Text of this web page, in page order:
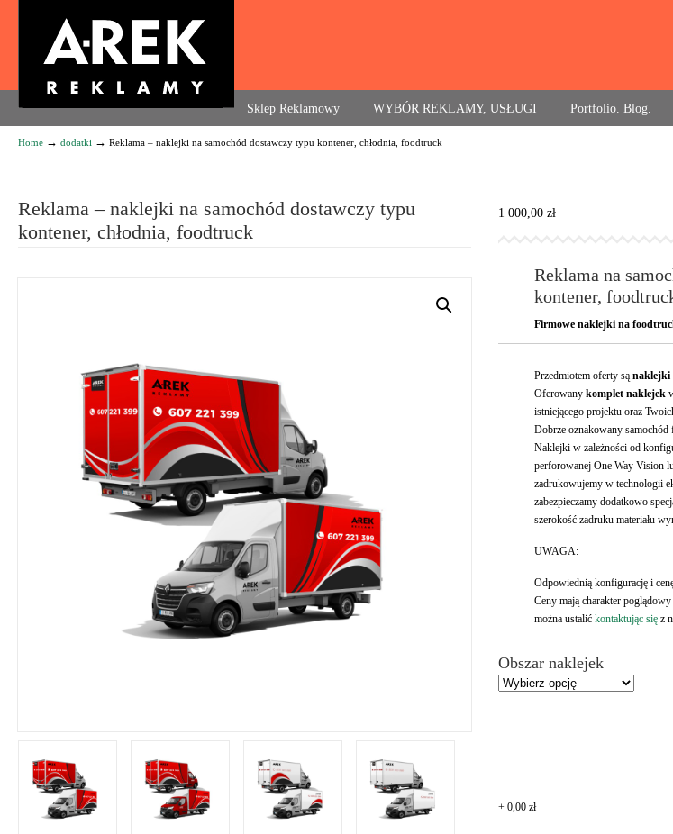
Agencja reklamowa. Reklama – usługi, druk
Sklep Reklamowy WYBÓR REKLAMY, USŁUGI Portfolio. Blog.
Navigation
Home → dodatki → Reklama – naklejki na samochód dostawczy typu kontener, chłodnia, foodtruck
Reklama – naklejki na samochód dostawczy typu
kontener, chłodnia, foodtruck
1 000,00 zł
Reklama na
kontener,
Firmowe naklejki na
Przedmiotem oferty są naklejki
Oferowany komplet naklejek
istniejącego projektu oraz
Dobrze oznakowany
Naklejki w zależności od
perforowanej One Way Vision
zadrukowujemy w technologii
zabezpieczamy dodatkowo
szerokość zadruku materiału
UWAGA:
Odpowiednią konfigurację i
Ceny mają charakter
można ustalić kontaktując sięz
Obszar naklejek
+ 0,00 zł